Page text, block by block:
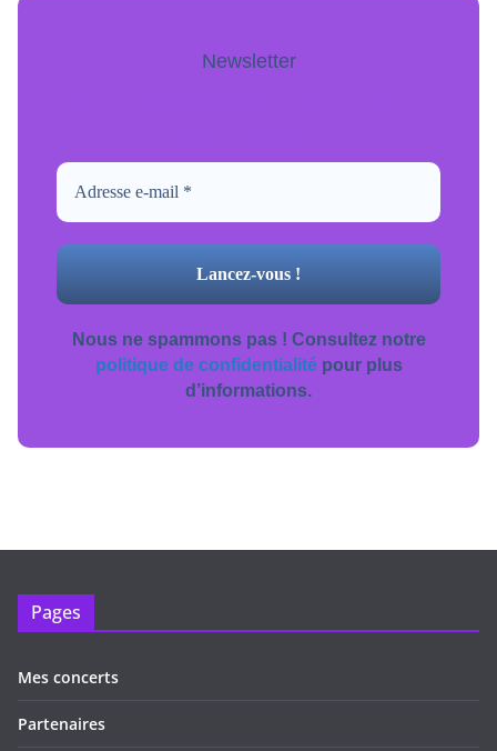
Newsletter
Nous ne spammons pas ! Consultez notre
politique de confidentialitépour plus
d’informations.
Pages
Mes concerts
Partenaires